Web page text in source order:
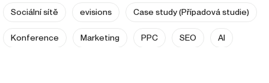
Sociální sítě evisions Case study (Případová studie)
Konference Marketing PPC SEO AI